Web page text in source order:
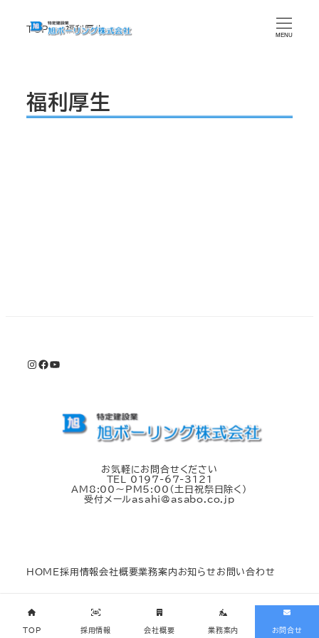
MENU
TOP 福利厚生
福利厚生
InstagramFacebook YouTube
お気軽にお問合せください
TEL 0197-67-3121
AM8:00～PM5:00（土日祝祭日除く）
受付メールasahi@asabo.co.jp
HOME採用情報会社概要業務案内 お知らせ お問い合わせ
©旭ボーリング株式会社 All Rights Reserved.
TOP 採用情報 会社概要 業務案内 お問合せ